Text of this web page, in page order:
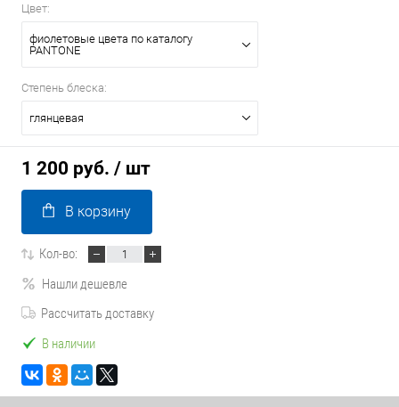
Цвет:
фиолетовые цвета по каталогу
PANTONE
Степень блеска:
глянцевая
1 200 руб. / шт
В корзину
Кол-во:
Нашли дешевле
Рассчитать доставку
В наличии